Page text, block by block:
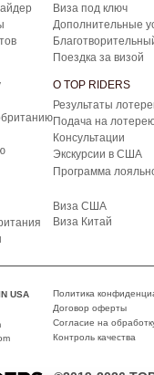
Виза США
Виза Китай
Результаты
USA
Политика
Договор оферты
Согласие на
Контроль качества
Консультации
Экскурсии в США
О TOP RIDERS
Виза под ключ
Дополнительные
Поездка за визой
Программа
Подача на